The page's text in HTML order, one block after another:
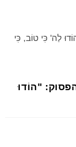
לַה' כִּי טוֹב, כִּי
הפסוק: "הוֹדוּ